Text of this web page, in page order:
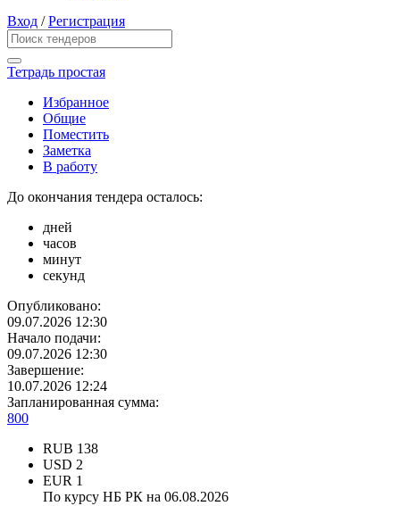
Вход /Регистрация
Тетрадь простая
Избранное
Общие
Поместить
Заметка
В работу
До окончания тендера осталось:
дней
часов
минут
секунд
Опубликовано:
09.07.2026 12:30
Начало подачи:
09.07.2026 12:30
Завершение:
10.07.2026 12:24
Запланированная сумма:
800
RUB 138
USD 2
EUR 1
По курсу НБ РК на 06.08.2026